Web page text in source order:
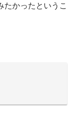
たかったというこ